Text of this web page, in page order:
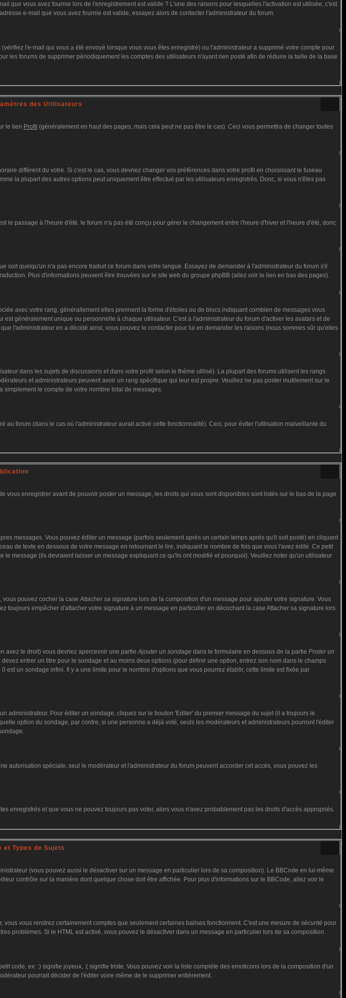
que vous avez fournie lors de l'enregistrement est valide ? L'une des raisons pour lesquelles l'activation est utilisée, c'est
e-mail que vous avez fournie est valide, essayez alors de contacter l'administrateur du forum.
l'e-mail qui vous a été envoyé lorsque vous vous êtes enregistré) ou l'administrateur a supprimé votre compte pour
les forums de supprimer périodiquement les comptes des utilisateurs n'ayant rien posté afin de réduire la taille de la base
des Utilisateurs
le lien Profil (généralement en haut des pages, mais cela peut ne pas être le cas). Ceci vous permettra de changer toutes
différent du votre. Si c'est le cas, vous devriez changer vos préférences dans votre profil en choisissant le fuseau
la plupart des autres options peut uniquement être effectué par les utilisateurs enregistrés. Donc, si vous n'êtes pas
passage à l'heure d'été. le forum n'a pas été conçu pour gérer le changement entre l'heure d'hiver et l'heure d'été, donc
quelqu'un n'a pas encore traduit ce forum dans votre langue. Essayez de demander à l'administrateur du forum s'il
Plus d'informations peuvent être trouvées sur le site web du groupe phpBB (allez voir le lien en bas des pages).
avec votre rang, générallement elles prennent la forme d'étoiles ou de blocs indiquant combien de messages vous
généralement unique ou personnelle à chaque utilisateur. C'est à l'administrateur du forum d'activer les avatars et de
l'administrateur en a décidé ainsi, vous pouvez le contacter pour lui en demander les raisons (nous sommes sûr qu'elles
dans les sujets de discussions et dans votre profil selon le thème utilisé). La plupart des forums utilisent les rangs
et administrateurs peuvent avoir un rang spécifique qui leur est propre. Veuillez ne pas poster inutilement sur le
le compte de votre nombre total de messages.
forum (dans le cas où l'administrateur aurait activé cette fonctionnalité). Ceci, pour éviter l'utilisation malveillante du
enregistrer avant de pouvoir poster un message, les droits qui vous sont disponibles sont listés sur le bas de la page
messages. Vous pouvez éditer un message (parfois seulement après un certain temps après qu'il soit posté) en cliquant
de texte en dessous de votre message en retournant le lire, indiquant le nombre de fois que vous l'avez édité. Ce petit
message (ils devraient laisser un message expliquant ce qu'ils ont modifié et pourquoi). Veuillez noter qu'un utilisateur
vous pouvez cocher la caseAttacher sa signature lors de la composition d'un message pour ajouter votre signature. Vous
empêcher d'attacher votre signature à un message en particulier en décochant la case Attacher sa signature lors
avez le droit) vous devriez apercevoir une partieAjouter un sondage dans le formulaire en dessous de la partie Poster un
entrer un titre pour le sondage et au moins deux options (pour définir une option, entrez son nom dans le champs
est un sondage infini. Il y a une limite pour le nombre d'options que vous pourrez établir, cette limite est fixée par
Pour éditer un sondage, cliquez sur le bouton 'Editer' du premier message du sujet (il a toujours le
option du sondage, par contre, si une personne a déjà voté, seuls les modérateurs et administrateurs pourront l'éditer
autorisation spéciale, seul le modérateur et l'administrateur du forum peuvent accorder cet accès, vous pouvez les
enregistrés et que vous ne pouvez toujours pas voter, alors vous n'avez probablement pas les droits d'accès appropriés.
et Types de Sujets
(vous pouvez aussi le désactiver sur un message en particulier lors de sa composition). Le BBCode en lui-même
contrôle sur la manière dont quelque chose doit être affichée. Pour plus d'informations sur le BBCode, allez voir le
vous rendrez certainement comptes que seulement certaines balises fonctionnent. C'est une mesure de sécurité pour
problèmes. Si le HTML est activé, vous pouvez le désactiver dans un message en particulier lors de sa composition.
code, ex: :) signifie joyeux, :( signifie triste. Vous pouvez voir la liste complète des emoticons lors de la composition d'un
pourrait décider de l'éditer voire même de le supprimer entièrement.